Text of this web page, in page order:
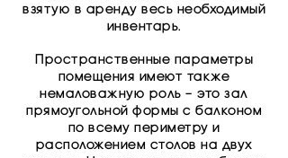
взятую в аренду весь необходимый
инвентарь.
Пространственные параметры
помещения имеют также
немаловажную роль – это зал
прямоугольной формы с балконом
по всему периметру и
расположением столов на двух